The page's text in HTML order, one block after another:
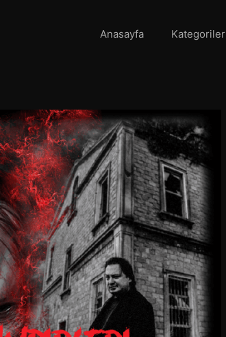
Anasayfa Kategoriler